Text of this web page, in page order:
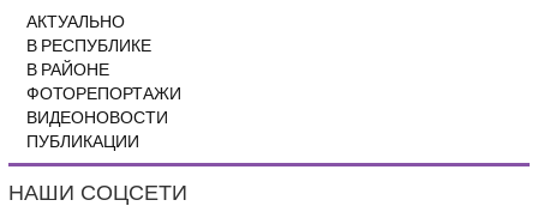
АКТУАЛЬНО
В РЕСПУБЛИКЕ
В РАЙОНЕ
ФОТОРЕПОРТАЖИ
ВИДЕОНОВОСТИ
ПУБЛИКАЦИИ
НАШИ СОЦСЕТИ